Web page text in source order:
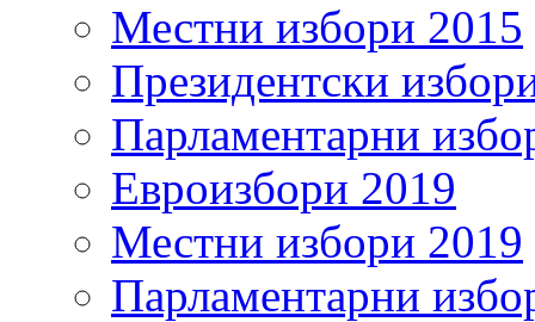
Местни избори 2015
Президентски
Парламентарни
Евроизбори 2019
Местни избори 2019
Парламентарни